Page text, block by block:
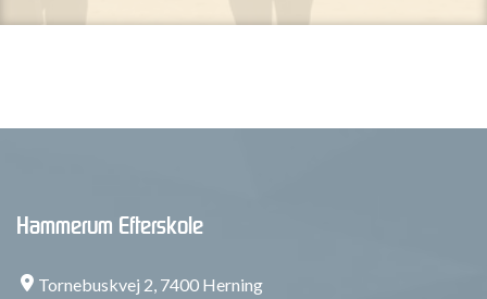
Hammerum Efterskole
Tornebuskvej 2, 7400 Herning